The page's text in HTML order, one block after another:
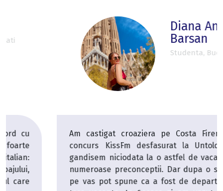
Diana Antonia
Barsan
Studenta, Bucuresti
Am castigat croaziera pe Costa Firenze la un
concurs KissFm desfasurat la Untold. Nu ma
gandisem niciodata la o astfel de vacanta, avem
numeroase preconceptii. Dar dupa o saptamana
pe vas pot spune ca a fost de departe cea mai